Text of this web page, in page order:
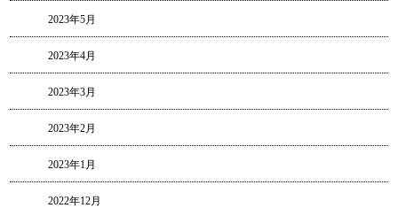
2023年5月
2023年4月
2023年3月
2023年2月
2023年1月
2022年12月